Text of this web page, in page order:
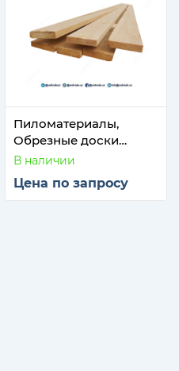
Пиломатериалы,
Обрезные доски
СОСНА 1-сорт (Белый
В наличии
Цена по запросу